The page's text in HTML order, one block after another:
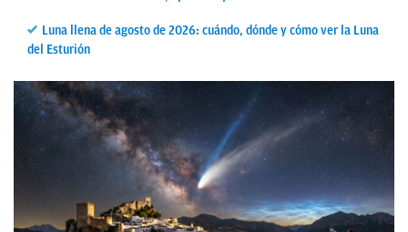
Luna llena de agosto de 2026: cuándo, dónde y cómo ver la Luna
del Esturión